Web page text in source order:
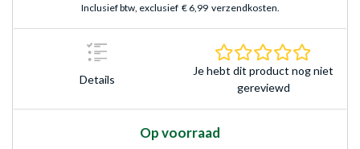
Inclusief btw, exclusief € 6,99 verzendkosten.
Details
Je hebt dit product nog niet
gereviewd
Op voorraad